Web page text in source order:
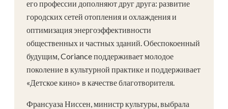
его профессии дополняют друг друга: развитие
городских сетей отопления и охлаждения и
оптимизация энергоэффективности
общественных и частных зданий. Обеспокоенный
будущим, Coriance поддерживает молодое
поколение в культурной практике и поддерживает
«Детское кино» в качестве благотворителя.
Франсуаза Ниссен, министр культуры, выбрала